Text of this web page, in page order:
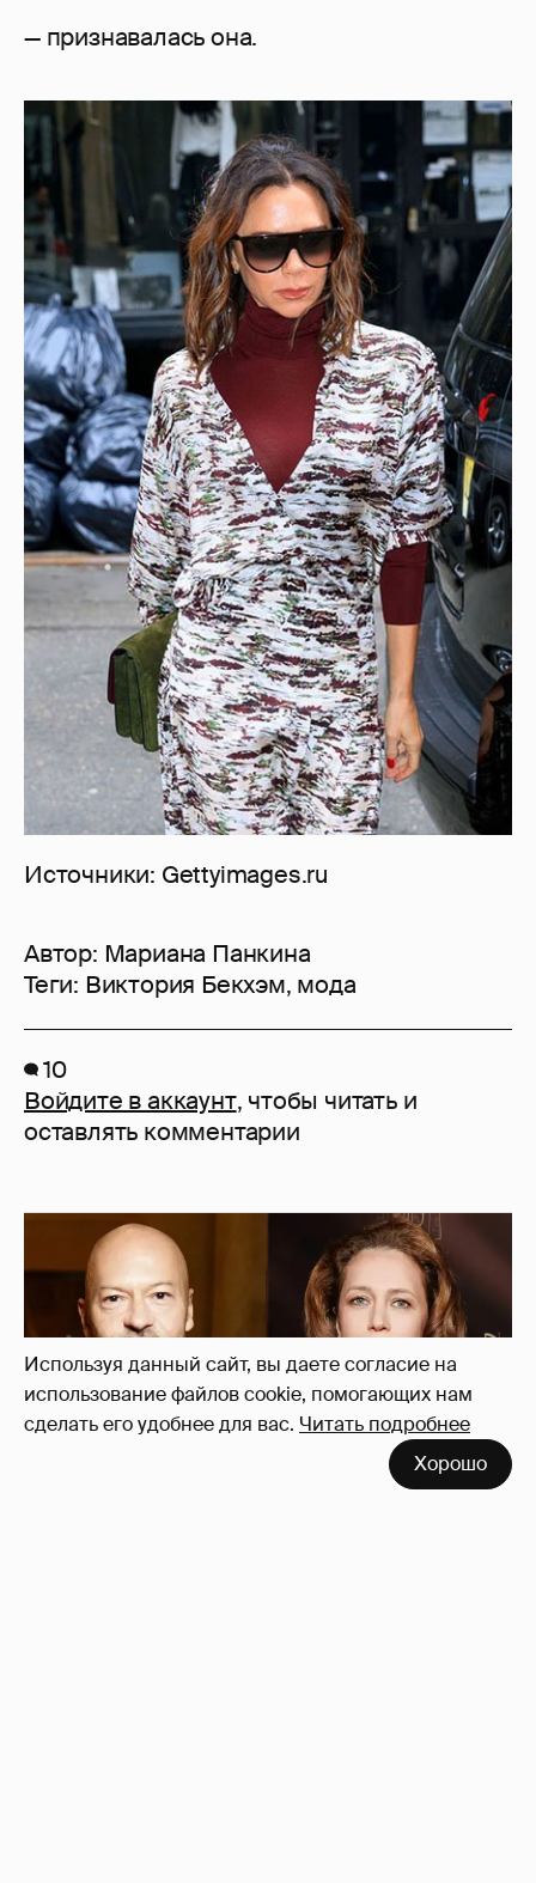
Используя данный сайт, вы даете согласие на
использование файлов cookie, помогающих нам
сделать его удобнее для вас. Читать подробнее
Хорошо
— признавалась она.
Источники: Gettyimages.ru
Автор: Мариана Панкина
Теги: Виктория Бекхэм, мода
10
Войдите в аккаунт, чтобы читать и
оставлять комментарии